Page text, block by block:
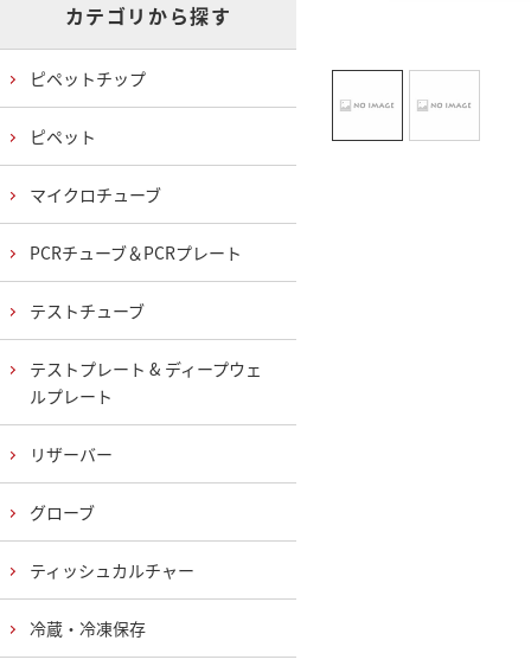
カテゴリから探す
ピペットチップ
ピペット
マイクロチューブ
PCRチューブ＆PCRプレート
テストチューブ
テストプレート & ディープウェ
ルプレート
リザーバー
グローブ
ティッシュカルチャー
冷蔵・冷凍保存